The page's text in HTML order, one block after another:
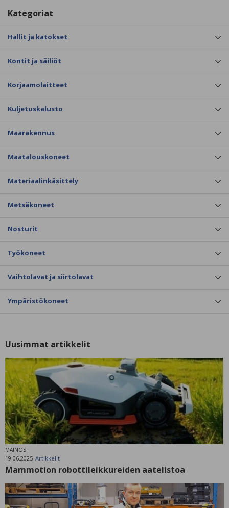
Kategoriat
Hallit ja katokset
Kontit ja säiliöt
Korjaamolaitteet
Kuljetuskalusto
Maarakennus
Maatalouskoneet
Materiaalinkäsittely
Metsäkoneet
Nosturit
Työkoneet
Vaihtolavat ja siirtolavat
Ympäristökoneet
Uusimmat artikkelit
MAINOS
19.06.2025 Artikkelit
Mammotion robottileikkureiden aatelistoa